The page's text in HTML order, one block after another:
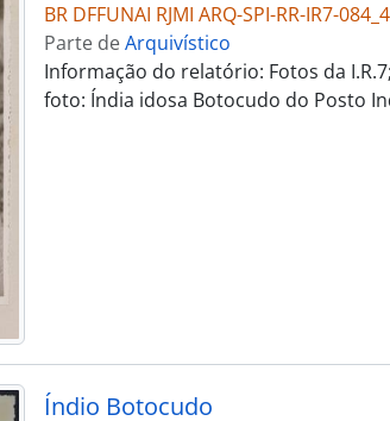
BR DFFUNAI RJMI ARQ-SPI-RR-IR7-
Parte deArquivístico
Informação do relatório: Fotos da
foto: Índia idosa Botocudo do Posto
Índio Botocudo